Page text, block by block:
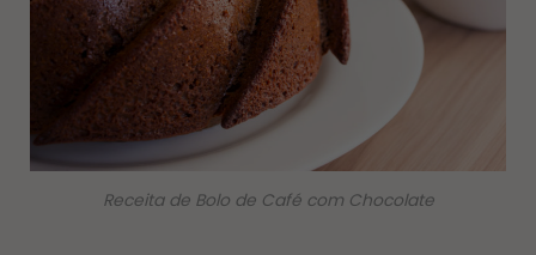
Receita de Bolo de Café com Chocolate